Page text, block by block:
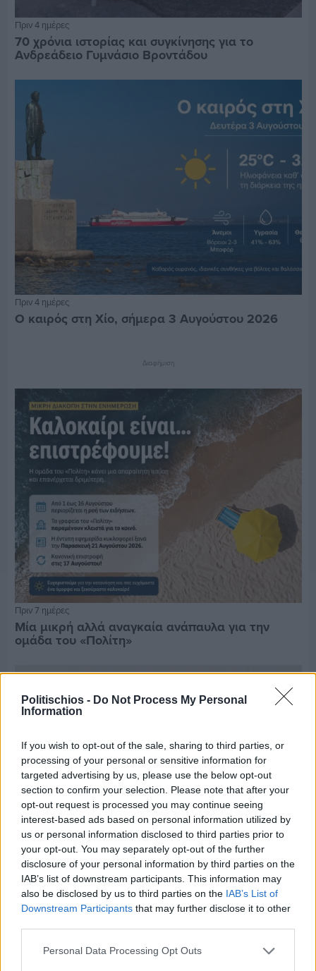
Politischios - Do Not Process My Personal
Information
If you wish to opt-out of the sale, sharing to third parties, or
processing of your personal or sensitive information for
targeted advertising by us, please use the below opt-out
section to confirm your selection. Please note that after your
opt-out request is processed you may continue seeing
interest-based ads based on personal information utilized by
us or personal information disclosed to third parties prior to
your opt-out. You may separately opt-out of the further
disclosure of your personal information by third parties on the
IAB’s list of downstream participants. This information may
also be disclosed by us to third parties on the IAB’s List of
Downstream Participants that may further disclose it to other
Personal Data Processing Opt Outs
Πριν 4 ημέρες
70 χρόνια ιστορίας και συγκίνησης για το
Ανδρεάδειο Γυμνάσιο Βροντάδου
Πριν 4 ημέρες
Ο καιρός στη Χίο, σήμερα 3 Αυγούστου 2026
Διαφήμιση
Πριν 7 ημέρες
Μία μικρή αλλά αναγκαία ανάπαυλα για την
ομάδα του «Πολίτη»
Τρίτος στη σφαιροβολία στη διεθνή συνάντηση
Ελλάδας–Κύπρου Κ18 ο Δημήτρης Τέλλιος